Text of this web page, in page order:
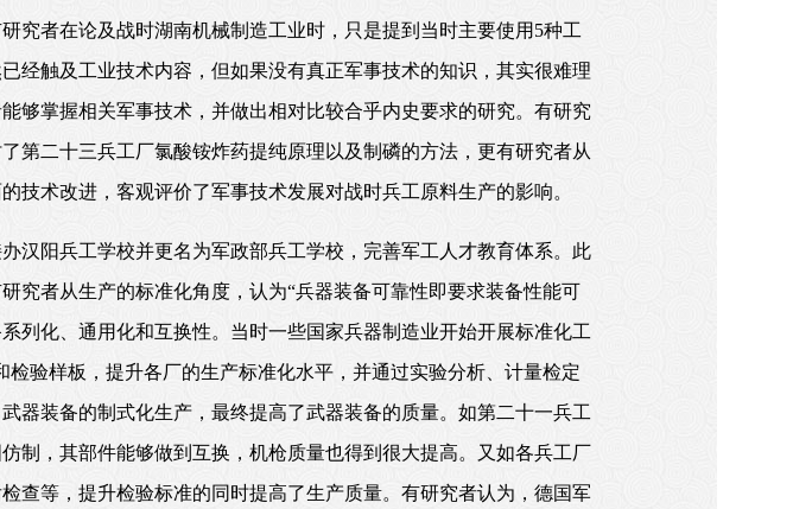
究者在论及战时湖南机械制造工业时，只是提到当时主要使用5种工
经触及工业技术内容，但如果没有真正军事技术的知识，其实很难理
够掌握相关军事技术，并做出相对比较合乎内史要求的研究。有研究
第二十三兵工厂氯酸铵炸药提纯原理以及制磷的方法，更有研究者从
术改进，客观评价了军事技术发展对战时兵工原料生产的影响。
汉阳兵工学校并更名为军政部兵工学校，完善军工人才教育体系。此
者从生产的标准化角度，认为“兵器装备可靠性即要求装备性能可
化、通用化和互换性。当时一些国家兵器制造业开始开展标准化工
验样板，提升各厂的生产标准化水平，并通过实验分析、计量检定
器装备的制式化生产，最终提高了武器装备的质量。如第二十一兵工
，其部件能够做到互换，机枪质量也得到很大提高。又如各兵工厂
查等，提升检验标准的同时提高了生产质量。有研究者认为，德国军